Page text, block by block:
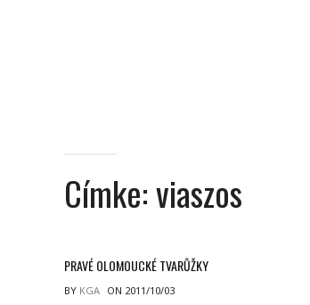
Címke:viaszos
PRAVÉ OLOMOUCKÉ TVARŮŽKY
BY KGA ON 2011/10/03